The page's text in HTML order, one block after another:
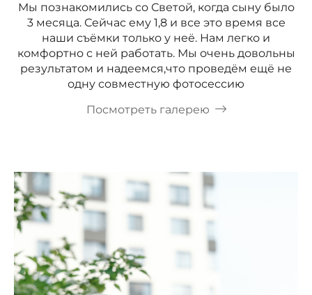
Мы познакомились со Светой, когда сыну было
3 месяца. Сейчас ему 1,8 и все это время все
наши съёмки только у неё. Нам легко и
комфортно с ней работать. Мы очень довольны
результатом и надеемся,что проведём ещё не
одну совместную фотосессию
Посмотреть галерею